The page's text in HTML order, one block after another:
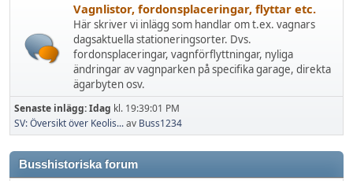
Vagnlistor, fordonsplaceringar, flyttar etc.
Här skriver vi inlägg som handlar om t.ex. vagnars
dagsaktuella stationeringsorter. Dvs.
fordonsplaceringar, vagnförflyttningar, nyliga
ändringar av vagnparken på specifika garage, direkta
ägarbyten osv.
Senaste inlägg:Idag kl. 19:39:01 PM
SV: Översikt över Keolis...av Buss1234
Busshistoriska forum